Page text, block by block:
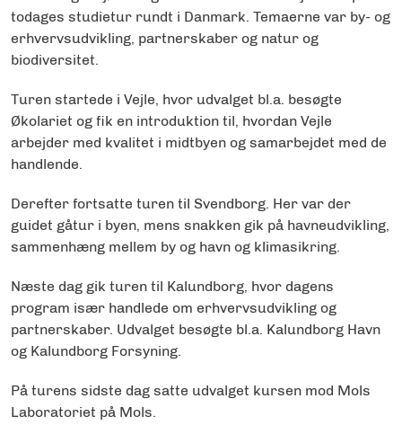
todages studietur rundt i Danmark. Temaerne var by- og
erhvervsudvikling, partnerskaber og natur og
biodiversitet.
Turen startede i Vejle, hvor udvalget bl.a. besøgte
Økolariet og fik en introduktion til, hvordan Vejle
arbejder med kvalitet i midtbyen og samarbejdet med de
handlende.
Derefter fortsatte turen til Svendborg. Her var der
guidet gåtur i byen, mens snakken gik på havneudvikling,
sammenhæng mellem by og havn og klimasikring.
Næste dag gik turen til Kalundborg, hvor dagens
program især handlede om erhvervsudvikling og
partnerskaber. Udvalget besøgte bl.a. Kalundborg Havn
og Kalundborg Forsyning.
På turens sidste dag satte udvalget kursen mod Mols
Laboratoriet på Mols.